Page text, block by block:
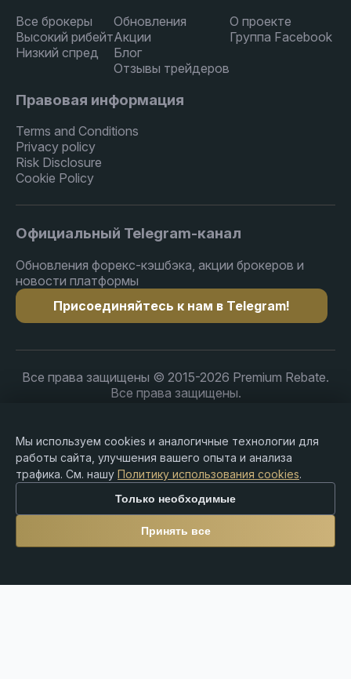
Все брокеры
Высокий рибейт
Низкий спред
Обновления
Акции
Блог
Отзывы трейдеров
О проекте
Группа Facebook
Правовая информация
Terms and Conditions
Privacy policy
Risk Disclosure
Cookie Policy
Официальный Telegram-канал
Обновления форекс-кэшбэка, акции брокеров и
новости платформы
Присоединяйтесь к нам в Telegram!
Все права защищены © 2015-2026 Premium Rebate.
Все права защищены.
Предупреждение о рисках: Торговля Forex, CFD,
криптовалютами и продуктами с кредитным плечом
связана с высоким риском потери средств и может
подходить не всем инвесторам. Premium Rebate
Group является независимой платформой ребейтов
и партнерских вознаграждений и не предоставляет
Мы используем cookies и аналогичные технологии для
работы сайта, улучшения вашего опыта и анализа
трафика. См. нашу Политику использования cookies.
Только необходимые
Принять все